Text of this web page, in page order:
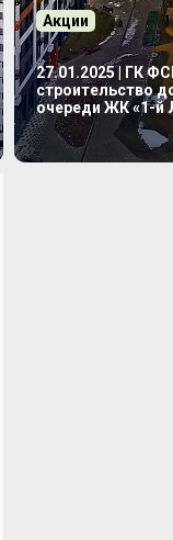
Акции
27.01.2025 | ГК
строительство
очереди ЖК «1-й